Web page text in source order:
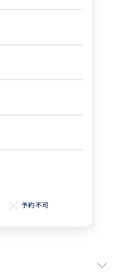
予約不可